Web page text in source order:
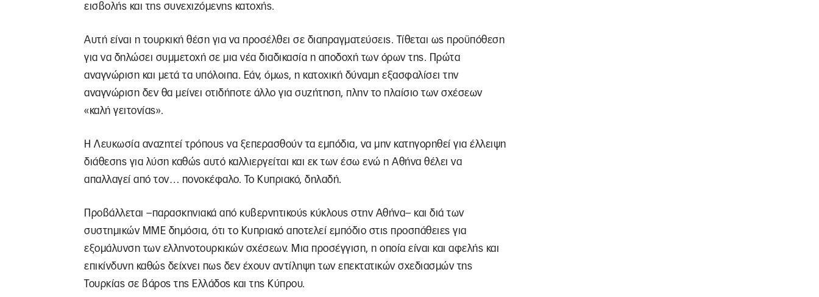
εισβολής και της συνεχιζόμενης κατοχής.
Αυτή είναι η τουρκική θέση για να προσέλθει σε διαπραγματεύσεις. Τίθεται ως προϋπόθεση
για να δηλώσει συμμετοχή σε μια νέα διαδικασία η αποδοχή των όρων της. Πρώτα
αναγνώριση και μετά τα υπόλοιπα. Εάν, όμως, η κατοχική δύναμη εξασφαλίσει την
αναγνώριση δεν θα μείνει οτιδήποτε άλλο για συζήτηση, πλην το πλαίσιο των σχέσεων
«καλή γειτονίας».
Η Λευκωσία αναζητεί τρόπους να ξεπερασθούν τα εμπόδια, να μην κατηγορηθεί για έλλειψη
διάθεσης για λύση καθώς αυτό καλλιεργείται και εκ των έσω ενώ η Αθήνα θέλει να
απαλλαγεί από τον… πονοκέφαλο. Το Κυπριακό, δηλαδή.
Προβάλλεται –παρασκηνιακά από κυβερνητικούς κύκλους στην Αθήνα– και διά των
συστημικών ΜΜΕ δημόσια, ότι το Κυπριακό αποτελεί εμπόδιο στις προσπάθειες για
εξομάλυνση των ελληνοτουρκικών σχέσεων. Μια προσέγγιση, η οποία είναι και αφελής και
επικίνδυνη καθώς δείχνει πως δεν έχουν αντίληψη των επεκτατικών σχεδιασμών της
Τουρκίας σε βάρος της Ελλάδος και της Κύπρου.